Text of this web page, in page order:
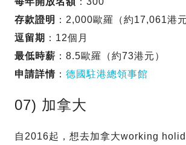
存款證明 ：2,000歐羅（約17,061港元
逗留期 ：12個月
最低時薪 ：8.5歐羅（約73港元）
申請詳情 ： 德國駐港總領事館
07) 加拿大
自2016起，想去加拿大working